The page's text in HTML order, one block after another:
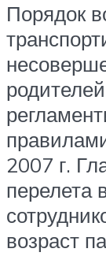
Порядок
2007 г.
перелета
возраст